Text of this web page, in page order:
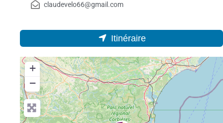
claudevelo66@gmail.com
Itinéraire
+
−